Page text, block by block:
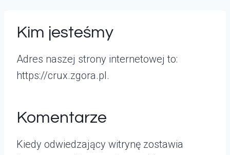
Kim jesteśmy
Adres naszej strony internetowej to:
https://crux.zgora.pl.
Komentarze
Kiedy odwiedzający witrynę zostawia